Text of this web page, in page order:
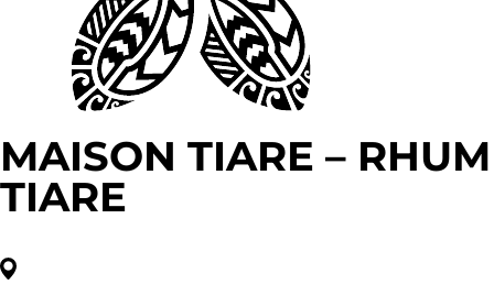
MAISON TIARE – RHUM
TIARE